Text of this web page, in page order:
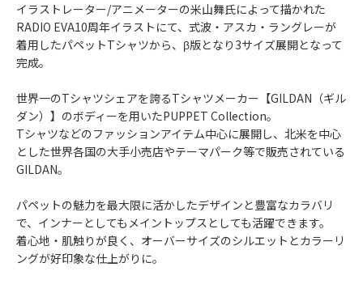
イラストレーター/アニメーターの米山舞氏によって描かれた
RADIO EVA10周年イラストにて、式波・アスカ・ラングレーが
着用したパペットTシャツから、β版となり3サイズ展開となって
完成。
世界一のTシャツシェアを誇るTシャツメーカー【GILDAN（ギル
ダン）】のボディーを用いたPUPPET Collection。
Tシャツなどのファッションアイテム中心に展開し、北米を中心
とした世界各国の大手小売店やテーマパーク等で販売されている
GILDAN。
パペットの魅力を最大限に活かしたデザインと豊富なカラバリ
で、インナーとしてもメイントップスとしても活躍できます。
着心地・肌触りが良く、オーバーサイズのシルエットとカラーリ
ングが好印象な仕上がりに。